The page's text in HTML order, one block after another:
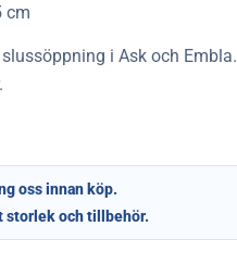
cm
i Ask och Embla.
oss innan köp.
storlek och tillbehör.